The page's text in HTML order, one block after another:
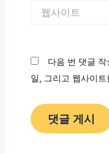
다음 번 댓글
일, 그리고 웹사이트